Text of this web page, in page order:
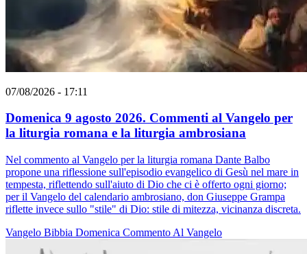
07/08/2026 - 17:11
Domenica 9 agosto 2026. Commenti al Vangelo per
la liturgia romana e la liturgia ambrosiana
Nel commento al Vangelo per la liturgia romana Dante Balbo
propone una riflessione sull'episodio evangelico di Gesù nel mare in
tempesta, riflettendo sull'aiuto di Dio che ci è offerto ogni giorno;
per il Vangelo del calendario ambrosiano, don Giuseppe Grampa
riflette invece sullo "stile" di Dio: stile di mitezza, vicinanza discreta.
Vangelo Bibbia Domenica Commento Al Vangelo